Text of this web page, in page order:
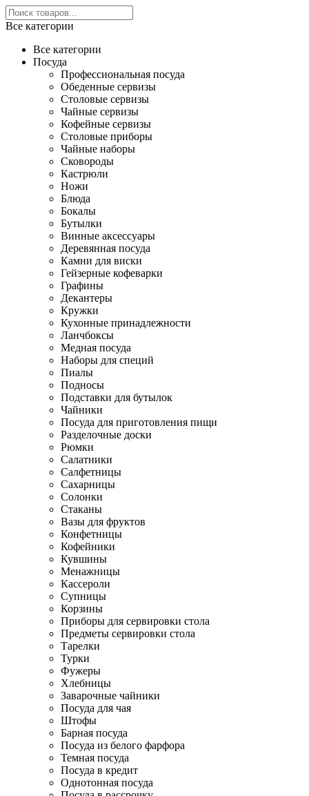
Все категории
Все категории
Посуда
Профессиональная посуда
Обеденные сервизы
Столовые сервизы
Чайные сервизы
Кофейные сервизы
Столовые приборы
Чайные наборы
Сковороды
Кастрюли
Ножи
Блюда
Бокалы
Бутылки
Винные аксессуары
Деревянная посуда
Камни для виски
Гейзерные кофеварки
Графины
Декантеры
Кружки
Кухонные принадлежности
Ланчбоксы
Медная посуда
Наборы для специй
Пиалы
Подносы
Подставки для бутылок
Чайники
Посуда для приготовления пищи
Разделочные доски
Рюмки
Салатники
Салфетницы
Сахарницы
Солонки
Стаканы
Вазы для фруктов
Конфетницы
Кофейники
Кувшины
Менажницы
Кассероли
Супницы
Корзины
Приборы для сервировки стола
Предметы сервировки стола
Тарелки
Турки
Фужеры
Хлебницы
Заварочные чайники
Посуда для чая
Штофы
Барная посуда
Посуда из белого фарфора
Темная посуда
Посуда в кредит
Однотонная посуда